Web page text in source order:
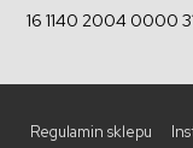
16 1140 2004 0000
Regulamin sklepu